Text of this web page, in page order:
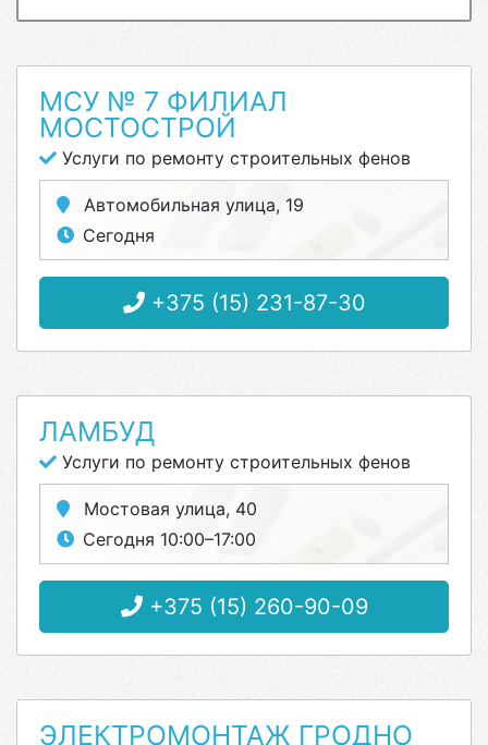
МСУ № 7 ФИЛИАЛ
МОСТОСТРОЙ
Услуги по ремонту строительных фенов
Автомобильная улица, 19
Сегодня
+375 (15) 231-87-30
ЛАМБУД
Услуги по ремонту строительных фенов
Мостовая улица, 40
Сегодня 10:00–17:00
+375 (15) 260-90-09
ЭЛЕКТРОМОНТАЖ ГРОДНО